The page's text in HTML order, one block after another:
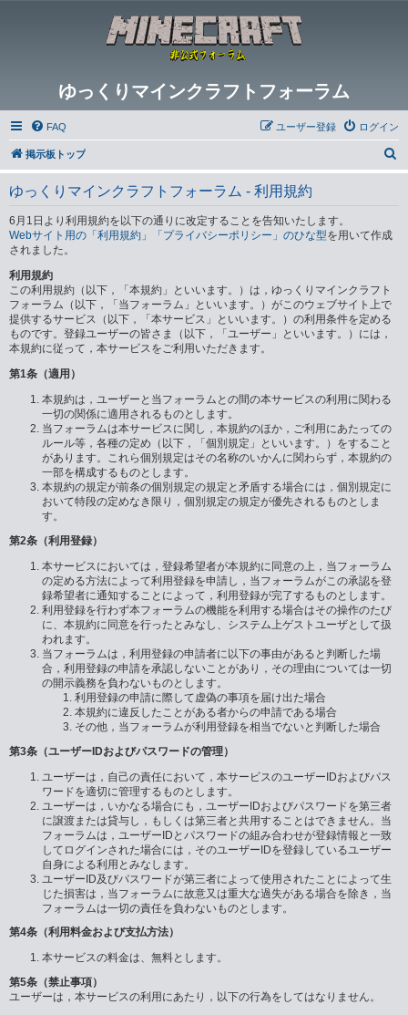
ゆっくりマインクラフトフォーラム
FAQ ログイン
ユーザー登録
掲示板トップ
索
ゆっくりマインクラフトフォーラム - 利用規約
6月1日より利用規約を以下の通りに改定することを告知いたします。
Webサイト用の「利用規約」「プライバシーポリシー」のひな型を用いて作成
されました。
利用規約
この利用規約（以下，「本規約」といいます。）は，ゆっくりマインクラフト
フォーラム（以下，「当フォーラム」といいます。）がこのウェブサイト上で
提供するサービス（以下，「本サービス」といいます。）の利用条件を定める
ものです。登録ユーザーの皆さま（以下，「ユーザー」といいます。）には，
本規約に従って，本サービスをご利用いただきます。
第1条（適用）
本規約は，ユーザーと当フォーラムとの間の本サービスの利用に関わる
一切の関係に適用されるものとします。
当フォーラムは本サービスに関し，本規約のほか，ご利用にあたっての
ルール等，各種の定め（以下，「個別規定」といいます。）をすること
があります。これら個別規定はその名称のいかんに関わらず，本規約の
一部を構成するものとします。
本規約の規定が前条の個別規定の規定と矛盾する場合には，個別規定に
おいて特段の定めなき限り，個別規定の規定が優先されるものとしま
す。
第2条（利用登録）
本サービスにおいては，登録希望者が本規約に同意の上，当フォーラム
の定める方法によって利用登録を申請し，当フォーラムがこの承認を登
録希望者に通知することによって，利用登録が完了するものとします。
利用登録を行わず本フォーラムの機能を利用する場合はその操作のたび
に、本規約に同意を行ったとみなし、システム上ゲストユーザとして扱
われます。
当フォーラムは，利用登録の申請者に以下の事由があると判断した場
合，利用登録の申請を承認しないことがあり，その理由については一切
の開示義務を負わないものとします。
利用登録の申請に際して虚偽の事項を届け出た場合
本規約に違反したことがある者からの申請である場合
その他，当フォーラムが利用登録を相当でないと判断した場合
第3条（ユーザーIDおよびパスワードの管理）
ユーザーは，自己の責任において，本サービスのユーザーIDおよびパス
ワードを適切に管理するものとします。
ユーザーは，いかなる場合にも，ユーザーIDおよびパスワードを第三者
に譲渡または貸与し，もしくは第三者と共用することはできません。当
フォーラムは，ユーザーIDとパスワードの組み合わせが登録情報と一致
してログインされた場合には，そのユーザーIDを登録しているユーザー
自身による利用とみなします。
ユーザーID及びパスワードが第三者によって使用されたことによって生
じた損害は，当フォーラムに故意又は重大な過失がある場合を除き，当
フォーラムは一切の責任を負わないものとします。
第4条（利用料金および支払方法）
本サービスの料金は、無料とします。
第5条（禁止事項）
ユーザーは，本サービスの利用にあたり，以下の行為をしてはなりません。